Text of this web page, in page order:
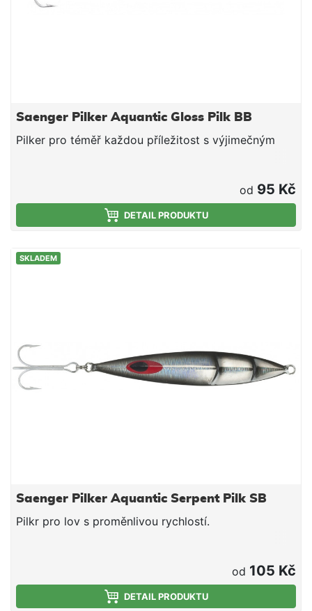
Saenger Pilker Aquantic Gloss Pilk BB
Pilker pro téměř každou příležitost s výjimečným
od 95 Kč
DETAIL PRODUKTU
SKLADEM
Saenger Pilker Aquantic Serpent Pilk SB
Pilkr pro lov s proměnlivou rychlostí.
od 105 Kč
DETAIL PRODUKTU